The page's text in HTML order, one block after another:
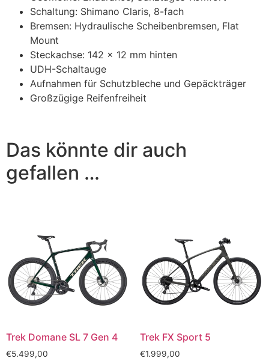
Schaltung: Shimano Claris, 8-fach
Bremsen: Hydraulische Scheibenbremsen, Flat
Mount
Steckachse: 142 x 12 mm hinten
UDH-Schaltauge
Aufnahmen für Schutzbleche und Gepäckträger
Großzügige Reifenfreiheit
Das könnte dir auch
gefallen …
Trek Domane SL 7 Gen 4
€5.499,00
Trek FX Sport 5
€1.999,00